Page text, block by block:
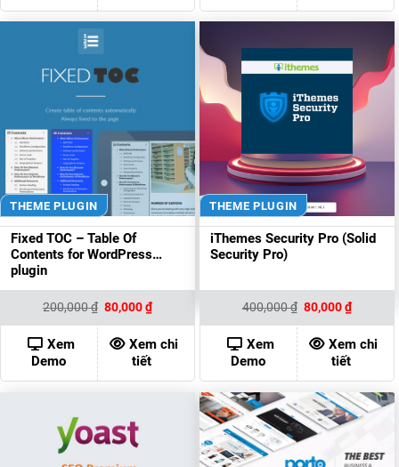
THEME PLUGIN
Fixed TOC – Table Of
Contents for WordPress
plugin
200,000₫ Giá
gốc
là:
200,000 ₫.
80,000₫Giá
hiện
tại
là:
80,000 ₫.
Xem
Demo
Xem chi
tiết
THEME PLUGIN
iThemes Security Pro (Solid
Security Pro)
400,000₫ Giá
gốc
là:
400,000 ₫.
80,000₫Giá
hiện
tại
là:
80,000
Xem
Demo
Xem chi
tiết